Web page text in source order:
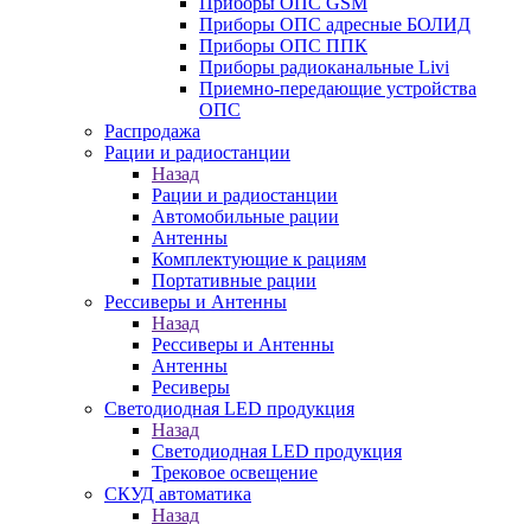
Приборы ОПС адресные БОЛИД
Приборы ОПС ППК
Приборы радиоканальные Livi
Приемно-передающие устройства
ОПС
Распродажа
Рации и радиостанции
Назад
Рации и радиостанции
Автомобильные рации
Антенны
Комплектующие к рациям
Портативные рации
Рессиверы и Антенны
Назад
Рессиверы и Антенны
Антенны
Ресиверы
Светодиодная LED продукция
Назад
Светодиодная LED продукция
Трековое освещение
СКУД автоматика
Назад